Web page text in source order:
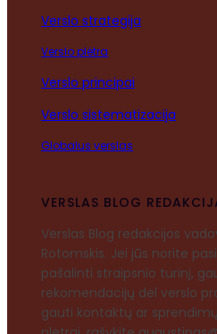
Verslo strategija
Verslo plėtra
Verslo principai
Verslo sistematizacija
Globalus verslas
VERSLAS BLOG
Verslas Blog redakcijos
Rotomskis. Jei jūs norite
pašalinti straipsnio turinį,
rekomendacijų dėl verslo
gauti kontaktų ar